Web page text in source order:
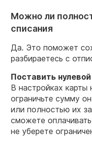
Можно ли
списания
Да. Это поможет
разбираетесь с
Поставить
В настройках
ограничьте сумму
или полностью их
сможете
не уберете